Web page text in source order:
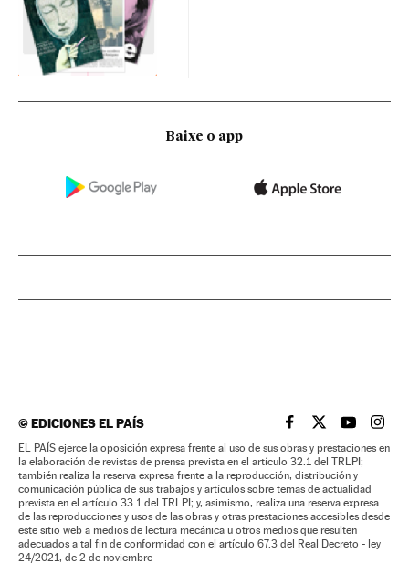
Baixe o app
©EDICIONES EL PAÍS EL PAÍS BRASIL EN
EL PAÍSEL PAÍS
EL
EL PAÍS ejerce la oposición expresa frente al uso de sus obras y prestaciones en
la elaboración de revistas de prensa prevista en el artículo 32.1 del TRLPI;
también realiza la reserva expresa frente a la reproducción, distribución y
comunicación pública de sus trabajos y artículos sobre temas de actualidad
prevista en el artículo 33.1 del TRLPI; y, asimismo, realiza una reserva expresa
de las reproducciones y usos de las obras y otras prestaciones accesibles desde
este sitio web a medios de lectura mecánica u otros medios que resulten
adecuados a tal fin de conformidad con el artículo 67.3 del Real Decreto - ley
24/2021, de 2 de noviembre